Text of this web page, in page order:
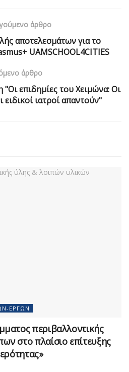
άρθρο
αποτελεσμάτων για το
UAMSCHOOL4CITIES
άρθρο
επιδημίες του Χειμώνα: Οι
ιατροί απαντούν"
ΈΡΓΩΝ
περιβαλλοντικής
στο πλαίσιο επίτευξης